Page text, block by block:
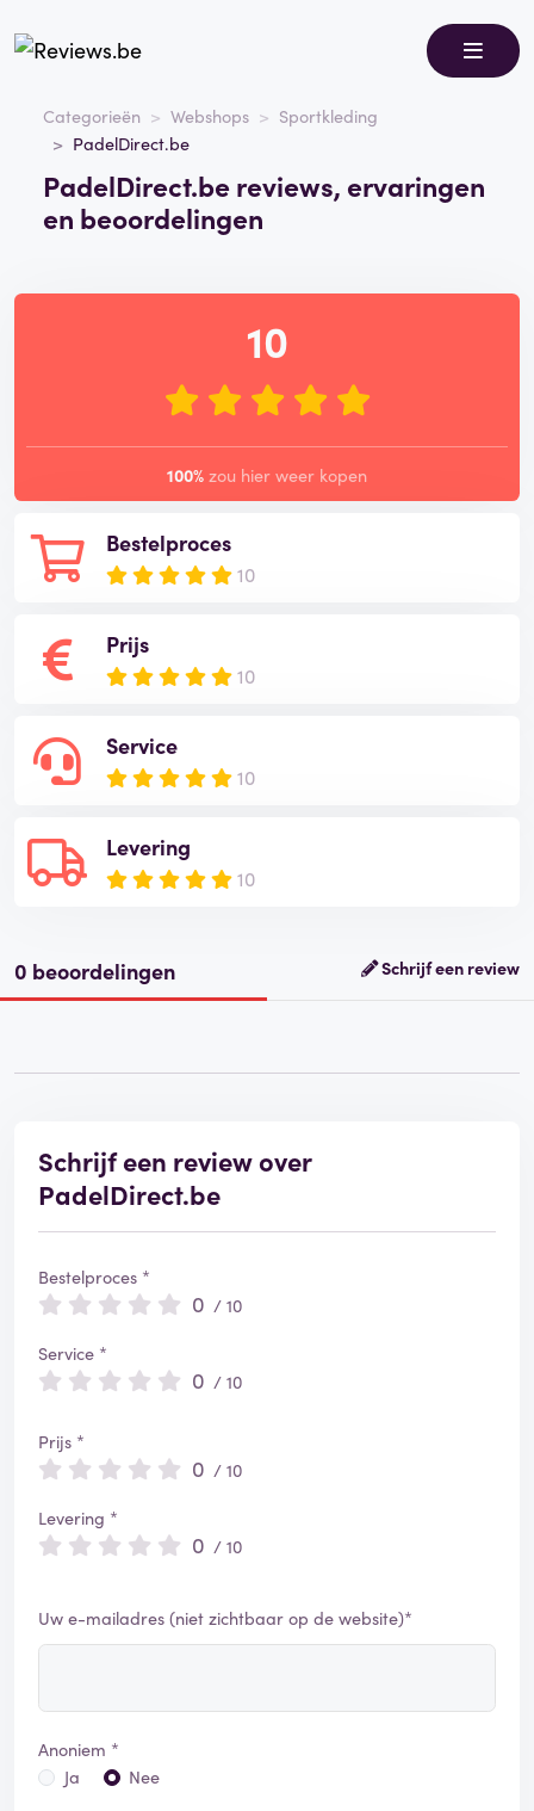
Categorieën Webshops
Sportkleding
PadelDirect.be
PadelDirect.be reviews, ervaringen
en beoordelingen
Bestelproces
10
Prijs
10
Service
10
Levering
10
10
100% zou hier weer kopen
0 beoordelingen Schrijf een review
Schrijf een review over
PadelDirect.be
Bestelproces *
0 / 10
Service *
0 / 10
Prijs *
0 / 10
Levering *
0 / 10
Uw e-mailadres (niet zichtbaar op de website)*
Anoniem *
Ja
Nee